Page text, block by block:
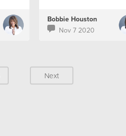
Bobbie Houston
Nov 7 2020
Next